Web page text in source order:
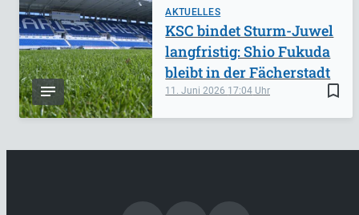
AKTUELLES
bookmark_border
11. Juni 2026 17:04
KSC bindet Sturm-Juwel
langfristig: Shio Fukuda
bleibt in der Fächerstadt